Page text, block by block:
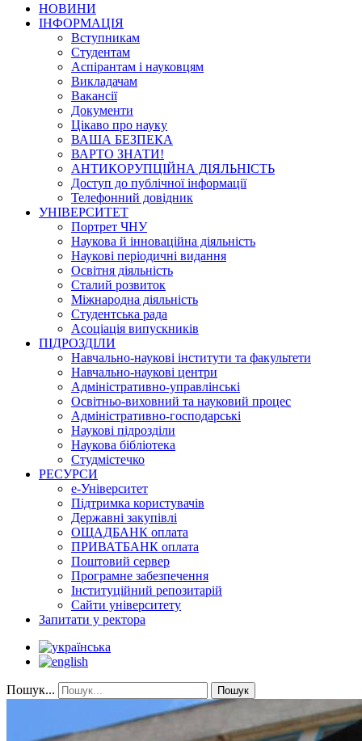
НОВИНИ
ІНФОРМАЦІЯ
Вступникам
Студентам
Аспірантам і науковцям
Викладачам
Вакансії
Документи
Цікаво про науку
ВАША БЕЗПЕКА
ВАРТО ЗНАТИ!
АНТИКОРУПЦІЙНА ДІЯЛЬНІСТЬ
Доступ до публічної інформації
Телефонний довідник
УНІВЕРСИТЕТ
Портрет ЧНУ
Наукова й інноваційна діяльність
Наукові періодичні видання
Освітня діяльність
Сталий розвиток
Міжнародна діяльність
Студентська рада
Асоціація випускників
ПІДРОЗДІЛИ
Навчально-наукові інститути та факультети
Навчально-наукові центри
Адміністративно-управлінські
Освітньо-виховний та науковий процес
Адміністративно-господарські
Наукові підрозділи
Наукова бібліотека
Студмістечко
РЕСУРСИ
е-Університет
Підтримка користувачів
Державні закупівлі
ОЩАДБАНК оплата
ПРИВАТБАНК оплата
Поштовий сервер
Програмне забезпечення
Інституційний репозитарій
Сайти університету
Запитати у ректора
Пошук... Пошук